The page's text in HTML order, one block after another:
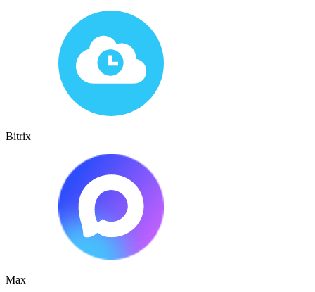
Bitrix
Max